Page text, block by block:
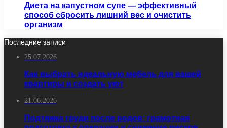
Диета на капустном супе — эффективный
способ сбросить лишний вес и очистить
организм
Последние записи
25.07.2026
Как выбрать идеальную мебель для вашей
квартиры и создать уют
21.06.2026
Подтяжка груди после родов: грамотная